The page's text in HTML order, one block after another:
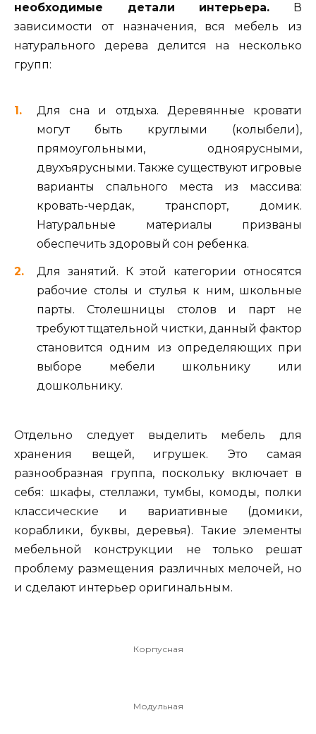
необходимые детали интерьера. В
зависимости от назначения, вся мебель из
натурального дерева делится на несколько
групп:
Для сна и отдыха. Деревянные кровати
могут быть круглыми (колыбели),
прямоугольными, одноярусными,
двухъярусными. Также существуют игровые
варианты спального места из массива:
кровать-чердак, транспорт, домик.
Натуральные материалы призваны
обеспечить здоровый сон ребенка.
Для занятий. К этой категории относятся
рабочие столы и стулья к ним, школьные
парты. Столешницы столов и парт не
требуют тщательной чистки, данный фактор
становится одним из определяющих при
выборе мебели школьнику или
дошкольнику.
Отдельно следует выделить мебель для
хранения вещей, игрушек. Это самая
разнообразная группа, поскольку включает в
себя: шкафы, стеллажи, тумбы, комоды, полки
классические и вариативные (домики,
кораблики, буквы, деревья). Такие элементы
мебельной конструкции не только решат
проблему размещения различных мелочей, но
и сделают интерьер оригинальным.
Корпусная
Модульная